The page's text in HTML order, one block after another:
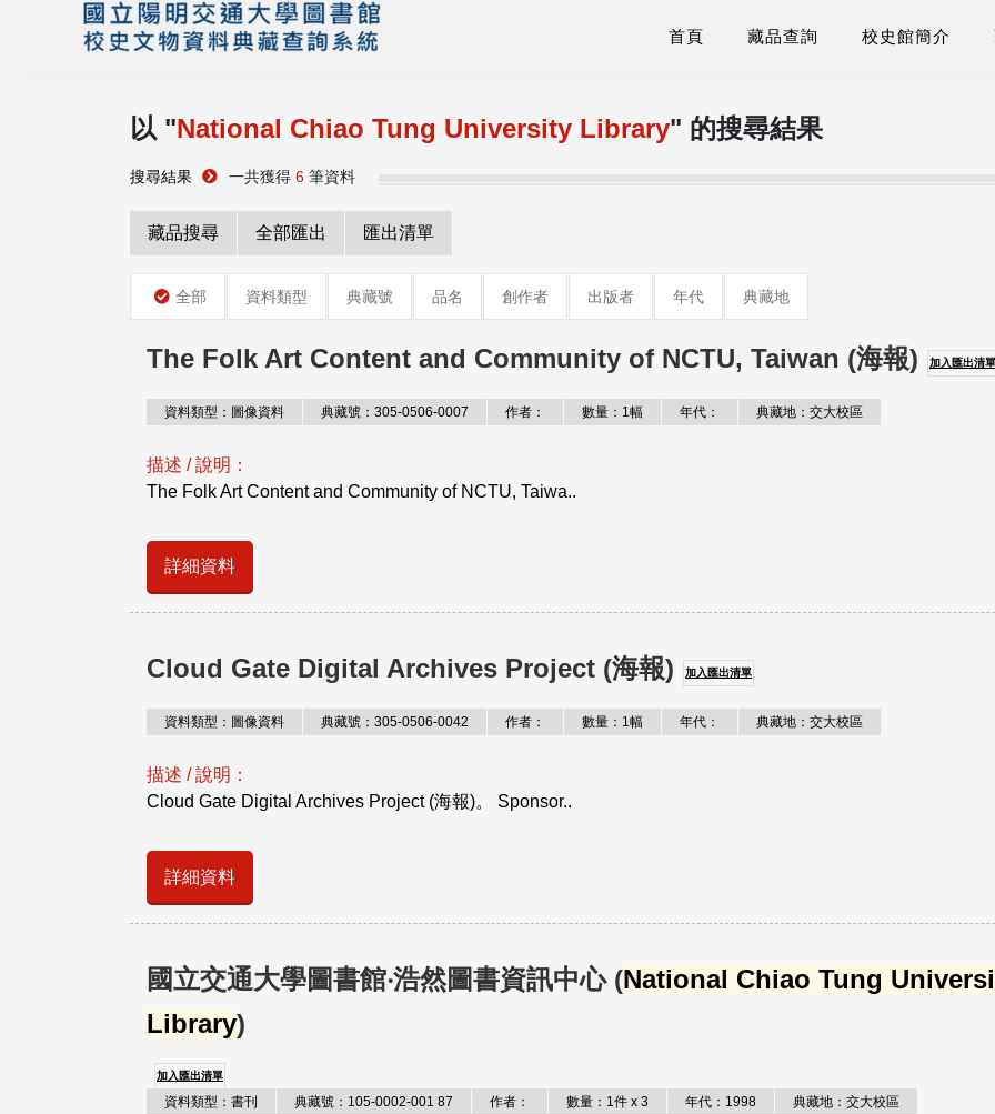
首頁 藏品查詢 校史館簡介
以 "National Chiao Tung University Library" 的搜尋結果
搜尋結果 一共獲得 6 筆資料
藏品搜尋 全部匯出 匯出清單
全部 資料類型 典藏號 品名 創作者 出版者 年代 典藏地
The Folk Art Content and Community of NCTU, Taiwan (海報) 加入匯出清單
資料類型：圖像資料 典藏號：305-0506-0007 作者： 數量：1幅 年代： 典藏地：交大校區
描述 / 說明：
The Folk Art Content and Community of NCTU, Taiwa..
詳細資料
Cloud Gate Digital Archives Project (海報) 加入匯出清單
資料類型：圖像資料 典藏號：305-0506-0042 作者： 數量：1幅 年代： 典藏地：交大校區
描述 / 說明：
Cloud Gate Digital Archives Project (海報)。 Sponsor..
詳細資料
國立交通大學圖書館‧浩然圖書資訊中心 (National Chiao Tung
Library)
加入匯出清單
資料類型：書刊 典藏號：105-0002-001 87 作者： 數量：1件 x 3 年代：1998 典藏地：交大校區